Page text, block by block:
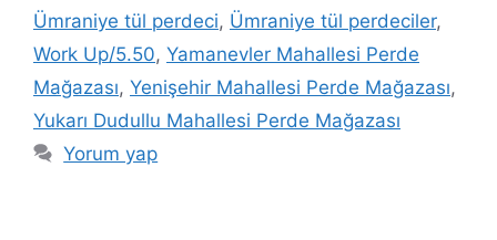
Ümraniye tül perdeci, Ümraniye tül perdeciler,
Work Up/5.50, Yamanevler Mahallesi Perde
Mağazası, Yenişehir Mahallesi Perde Mağazası,
Yukarı Dudullu Mahallesi Perde Mağazası
Yorum yap